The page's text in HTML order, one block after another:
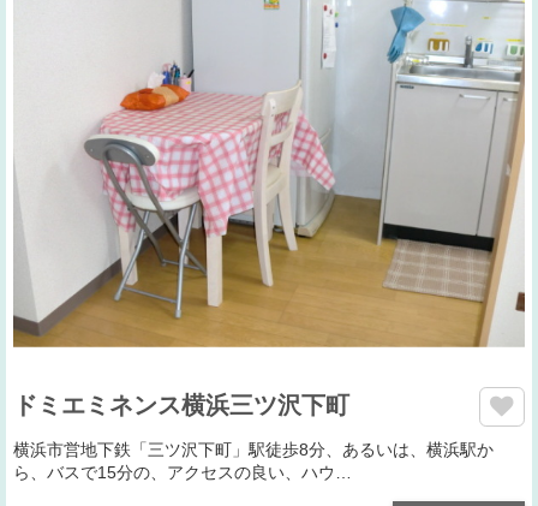
ドミエミネンス横浜三ツ沢下町
横浜市営地下鉄「三ツ沢下町」駅徒歩8分、あるいは、横浜駅か
ら、バスで15分の、アクセスの良い、ハウ…